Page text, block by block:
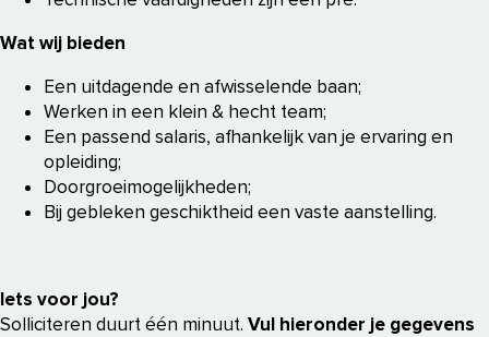
Wat wij bieden
Een uitdagende en afwisselende baan;
Werken in een klein & hecht team;
Een passend salaris, afhankelijk van je ervaring en
opleiding;
Doorgroeimogelijkheden;
Bij gebleken geschiktheid een vaste aanstelling.
Iets voor jou?
Solliciteren duurt één minuut. Vul hieronder je gegevens